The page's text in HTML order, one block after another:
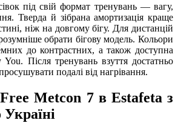
під свій формат тренувань — вагу,
Тверда й зібрана амортизація краще
ніж на довгому бігу. Для дистанцій
обрати бігову модель. Кольори
до контрастних, а також доступна
You. Після тренувань взуття достатньо
подалі від нагрівання.
Metcon 7 в Estafeta з